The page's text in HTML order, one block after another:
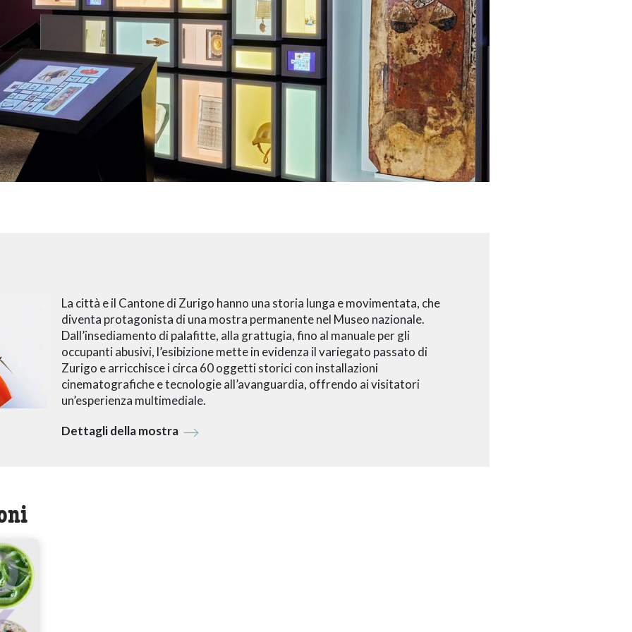
La città e il Cantone di Zurigo hanno una storia lunga e movimentata, che
diventa protagonista di una mostra permanente nel Museo nazionale.
Dall’insediamento di palafitte, alla grattugia, fino al manuale per gli
occupanti abusivi, l’esibizione mette in evidenza il variegato passato di
Zurigo e arricchisce i circa 60 oggetti storici con installazioni
cinematografiche e tecnologie all’avanguardia, offrendo ai visitatori
un’esperienza multimediale.
Dettagli della mostra